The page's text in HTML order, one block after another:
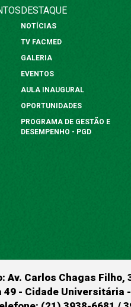
DESTAQUE
NOTÍCIAS
TV FACMED
GALERIA
EVENTOS
AULA INAUGURAL
OPORTUNIDADES
PROGRAMA DE GESTÃO E
DESEMPENHO - PGD
Av. Carlos Chagas
49 - Cidade Universitária